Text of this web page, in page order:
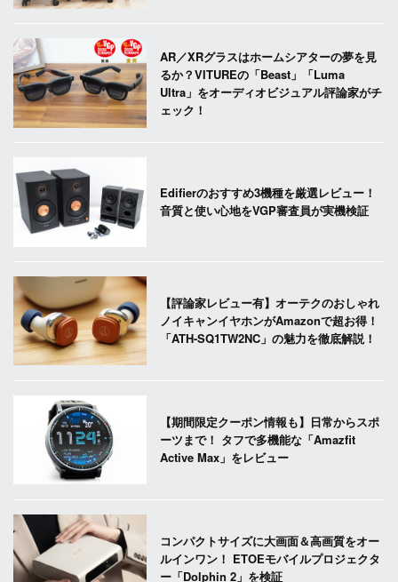
AR／XRグラスはホームシアターの夢を見
るか？VITUREの「Beast」「Luma
Ultra」をオーディオビジュアル評論家がチ
ェック！
Edifierのおすすめ3機種を厳選レビュー！
音質と使い心地をVGP審査員が実機検証
【評論家レビュー有】オーテクのおしゃれ
ノイキャンイヤホンがAmazonで超お得！
「ATH-SQ1TW2NC」の魅力を徹底解説！
【期間限定クーポン情報も】日常からスポ
ーツまで！ タフで多機能な「Amazfit
Active Max」をレビュー
コンパクトサイズに大画面＆高画質をオー
ルインワン！ ETOEモバイルプロジェクタ
ー「Dolphin 2」を検証